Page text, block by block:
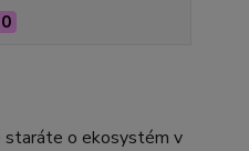
0
staráte o ekosystém v